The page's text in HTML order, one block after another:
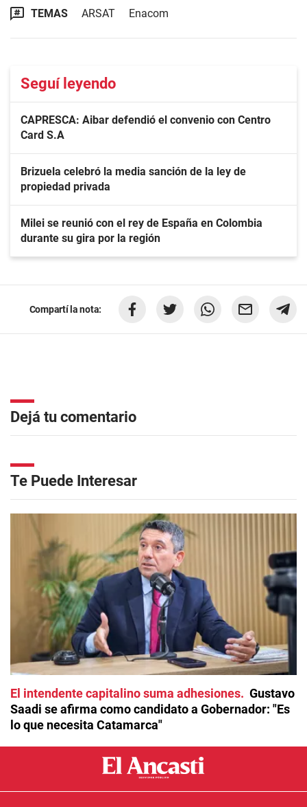
TEMAS ARSAT Enacom
Seguí leyendo
CAPRESCA: Aibar defendió el convenio con Centro
Card S.A
Brizuela celebró la media sanción de la ley de
propiedad privada
Milei se reunió con el rey de España en Colombia
durante su gira por la región
Compartí la nota:
Dejá tu comentario
Te Puede Interesar
El intendente capitalino suma adhesiones
Gustavo
Saadi se afirma como candidato a Gobernador: "Es
lo que necesita Catamarca"